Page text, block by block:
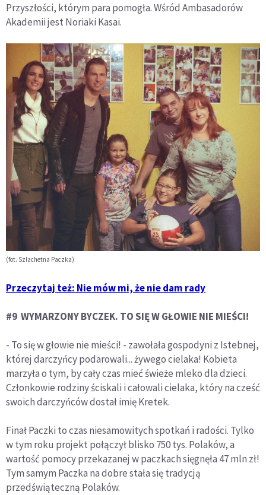
Przyszłości, którym para pomogła. Wśród Ambasadorów
Akademii jest Noriaki Kasai.
(fot. Szlachetna Paczka)
Przeczytaj też: Nie mów mi, że nie dam rady
#9 WYMARZONY BYCZEK. TO SIĘ W GŁOWIE NIE MIEŚCI!
- To się w głowie nie mieści! - zawołała gospodyni z Istebnej,
której darczyńcy podarowali... żywego cielaka! Kobieta
marzyła o tym, by cały czas mieć świeże mleko dla dzieci.
Członkowie rodziny ściskali i całowali cielaka, który na cześć
swoich darczyńców dostał imię Kretek.
Finał Paczki to czas niesamowitych spotkań i radości. Tylko
w tym roku projekt połączył blisko 750 tys. Polaków, a
wartość pomocy przekazanej w paczkach sięgnęła 47 mln zł!
Tym samym Paczka na dobre stała się tradycją
przedświąteczną Polaków.